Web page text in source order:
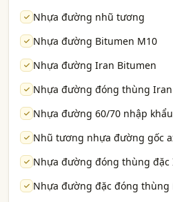
Nhựa đường nhũ tương
Nhựa đường Bitumen M10
Nhựa đường Iran Bitumen
Nhựa đường đóng thùng Iran
Nhựa đường 60/70 nhập khẩu
Nhũ tương nhựa đường gốc
Nhựa đường đóng thùng đặc
Nhựa đường đặc đóng thùng